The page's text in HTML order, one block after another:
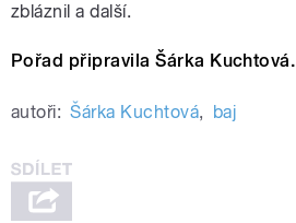
zbláznil a další.
Pořad připravila Šárka Kuchtová.
autoři: Šárka Kuchtová, baj